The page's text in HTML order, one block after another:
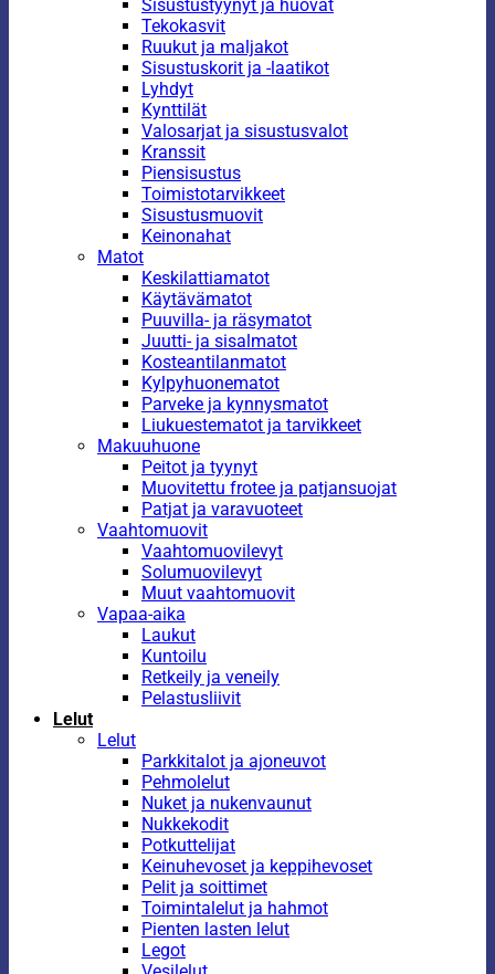
Sisustustyynyt ja huovat
Tekokasvit
Ruukut ja maljakot
Sisustuskorit ja -laatikot
Lyhdyt
Kynttilät
Valosarjat ja sisustusvalot
Kranssit
Piensisustus
Toimistotarvikkeet
Sisustusmuovit
Keinonahat
Matot
Keskilattiamatot
Käytävämatot
Puuvilla- ja räsymatot
Juutti- ja sisalmatot
Kosteantilanmatot
Kylpyhuonematot
Parveke ja kynnysmatot
Liukuestematot ja tarvikkeet
Makuuhuone
Peitot ja tyynyt
Muovitettu frotee ja patjansuojat
Patjat ja varavuoteet
Vaahtomuovit
Vaahtomuovilevyt
Solumuovilevyt
Muut vaahtomuovit
Vapaa-aika
Laukut
Kuntoilu
Retkeily ja veneily
Pelastusliivit
Lelut
Lelut
Parkkitalot ja ajoneuvot
Pehmolelut
Nuket ja nukenvaunut
Nukkekodit
Potkuttelijat
Keinuhevoset ja keppihevoset
Pelit ja soittimet
Toimintalelut ja hahmot
Pienten lasten lelut
Legot